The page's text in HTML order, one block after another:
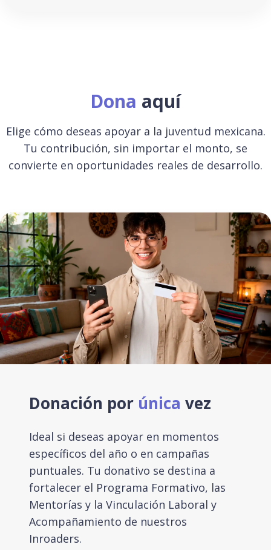
Dona aquí
Elige cómo deseas apoyar a la juventud mexicana.
Tu contribución, sin importar el monto, se
convierte en oportunidades reales de desarrollo.
Donación por única vez
Ideal si deseas apoyar en momentos
específicos del año o en campañas
puntuales. Tu donativo se destina a
fortalecer el Programa Formativo, las
Mentorías y la Vinculación Laboral y
Acompañamiento de nuestros
Inroaders.